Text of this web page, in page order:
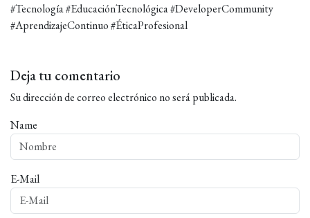
#Tecnología #EducaciónTecnológica #DeveloperCommunity
#AprendizajeContinuo #ÉticaProfesional
Deja tu comentario
Su dirección de correo electrónico no será publicada.
Name
E-Mail